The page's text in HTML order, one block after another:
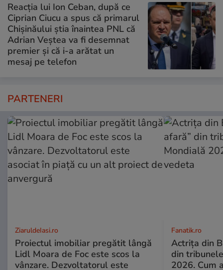
Reacția lui Ion Ceban, după ce
Ciprian Ciucu a spus că primarul
Chișinăului știa înaintea PNL că
Adrian Veștea va fi desemnat
premier și că i-a arătat un
mesaj pe telefon
PARTENERI
ZiaruldeIasi.ro
Proiectul imobiliar pregătit lângă
Lidl Moara de Foc este scos la
vânzare. Dezvoltatorul este
Fanatik.ro
Actrița din
din
2026. Cum